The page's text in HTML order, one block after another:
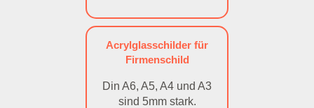
Acrylglasschilder für
Firmenschild
Din A6, A5, A4 und A3
sind 5mm stark.